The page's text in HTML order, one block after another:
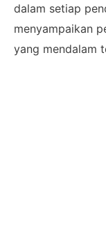
dalam setiap
menyampaikan
yang mendalam